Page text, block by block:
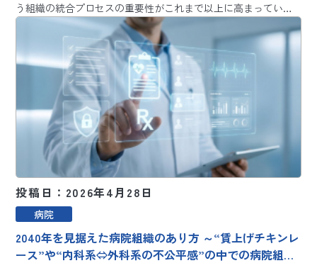
う組織の統合プロセスの重要性がこれまで以上に高まってい…
投稿日：2026年4月28日
病院
2040年を見据えた病院組織のあり方 ～“賃上げチキンレ
ース”や“内科系⇔外科系の不公平感”の中での病院組織